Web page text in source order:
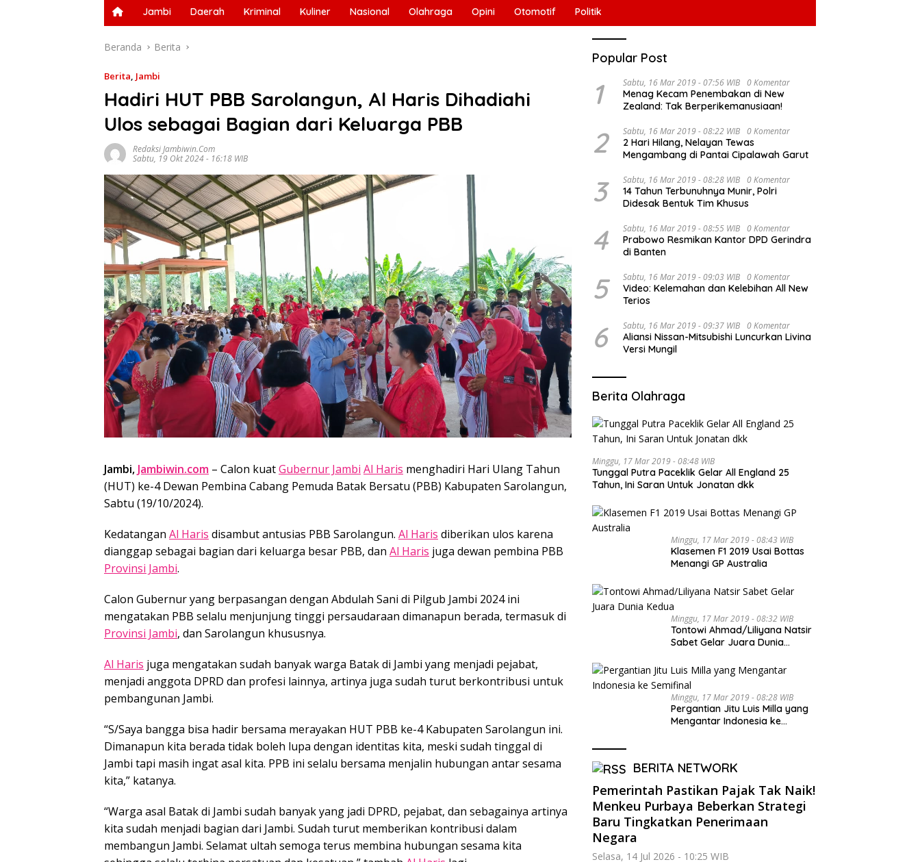
Jambi Daerah Kriminal Kuliner Nasional Olahraga Opini Otomotif Politik
Beranda Berita
Berita, Jambi
Hadiri HUT PBB Sarolangun, Al Haris Dihadiahi
Ulos sebagai Bagian dari Keluarga PBB
Redaksi Jambiwin.com
Sabtu, 19 Okt 2024 - 16:18 WIB
Jambi, Jambiwin.com – Calon kuatGubernur Jambi Al Haris menghadiri Hari Ulang Tahun
(HUT) ke-4 Dewan Pembina Cabang Pemuda Batak Bersatu (PBB) Kabupaten Sarolangun,
Sabtu (19/10/2024).
Kedatangan Al Haris disambut antusias PBB Sarolangun. Al Haris diberikan ulos karena
dianggap sebagai bagian dari keluarga besar PBB, dan Al Haris juga dewan pembina PBB
Provinsi Jambi.
Calon Gubernur yang berpasangan dengan Abdulah Sani di Pilgub Jambi 2024 ini
mengatakan PBB selalu menjunjung tinggi persaudaraan dimanapun berada, termasuk di
Provinsi Jambi, dan Sarolangun khususnya.
Al Haris juga mengatakan sudah banyak warga Batak di Jambi yang menjadi pejabat,
menjadi anggota DPRD dan profesi lainnya, artinya juga sudah turut berkontribusi untuk
pembangunan Jambi.
“S/Saya bangga bisa hadir bersama merayakan HUT PBB ke-4 Kabupaten Sarolangun ini.
Dimanapun kita berada tidak boleh lupa dengan identitas kita, meski sudah tinggal di
Jambi tapi masih ingat asal kita. PPB ini selalu bersama menjalin hubungan antar sesama
kita,” katanya.
“Warga asal Batak di Jambi sudah banyak yang jadi DPRD, pejabat, dan sebagainya artinya
kita sudah menjadi bagian dari Jambi. Sudah turut memberikan kontribusi dalam
membangun Jambi. Selamat ultah semoga terus membina hubungan sesama kita
Popular Post
1 Sabtu, 16 Mar 2019 - 07:56 WIB 0 Komentar
Menag Kecam Penembakan di New
Zealand: Tak Berperikemanusiaan!
2 Sabtu, 16 Mar 2019 - 08:22 WIB 0 Komentar
2 Hari Hilang, Nelayan Tewas
Mengambang di Pantai Cipalawah Garut
3 Sabtu, 16 Mar 2019 - 08:28 WIB 0 Komentar
14 Tahun Terbunuhnya Munir, Polri
Didesak Bentuk Tim Khusus
4 Sabtu, 16 Mar 2019 - 08:55 WIB 0 Komentar
Prabowo Resmikan Kantor DPD Gerindra
di Banten
5 Sabtu, 16 Mar 2019 - 09:03 WIB 0 Komentar
Video: Kelemahan dan Kelebihan All New
Terios
6 Sabtu, 16 Mar 2019 - 09:37 WIB 0 Komentar
Aliansi Nissan-Mitsubishi Luncurkan Livina
Versi Mungil
Berita Olahraga
Minggu, 17 Mar 2019 - 08:48 WIB
Tunggal Putra Paceklik Gelar All England 25
Tahun, Ini Saran Untuk Jonatan dkk
Minggu, 17 Mar 2019 - 08:43 WIB
Klasemen F1 2019 Usai Bottas
Menangi GP Australia
Minggu, 17 Mar 2019 - 08:32 WIB
Tontowi Ahmad/Liliyana Natsir
Sabet Gelar Juara Dunia
Minggu, 17 Mar 2019 - 08:28 WIB
Pergantian Jitu Luis Milla yang
Mengantar Indonesia ke
BERITA NETWORK
Pemerintah Pastikan Pajak Tak Naik!
Menkeu Purbaya Beberkan Strategi
Baru Tingkatkan Penerimaan
Negara
Selasa, 14 Jul 2026 - 10:25 WIB